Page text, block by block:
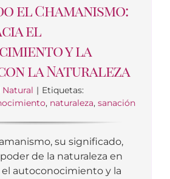
el Chamanismo:
el
y la
la Naturaleza
Natural | Etiquetas:
, naturaleza, sanación
su significado,
de la naturaleza en
el autoconocimiento y la